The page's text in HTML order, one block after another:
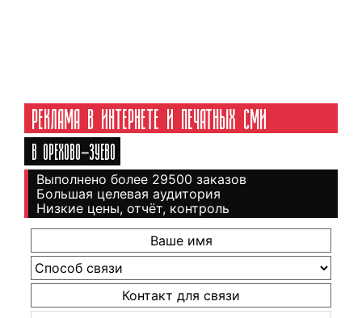
РЕКЛАМА В ИНТЕРНЕТЕ И ПЕЧАТНЫХ СМИ
В ОРЕХОВО-ЗУЕВО
Выполнено более 29500 заказов
Большая целевая аудитория
Низкие цены, отчёт, контроль